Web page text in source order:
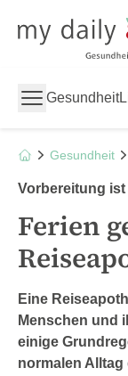
My Daily Apple
Gesundheit
Gesundheit
Vorbereitung ist
Ferien
Eine
Menschen und
einige
normalen